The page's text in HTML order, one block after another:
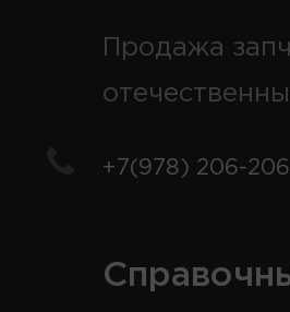
Продажа
+7(978) 206-